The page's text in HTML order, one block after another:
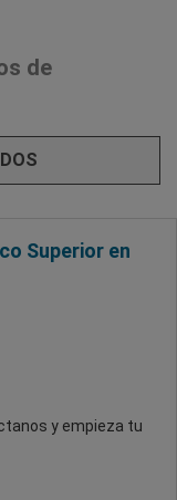
de
Superior en
y empieza tu